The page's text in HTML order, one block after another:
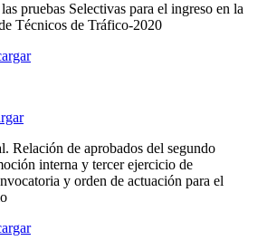
pruebas Selectivas para el ingreso en la
Técnicos de Tráfico-2020
Relación de aprobados del segundo
interna y tercer ejercicio de
y orden de actuación para el